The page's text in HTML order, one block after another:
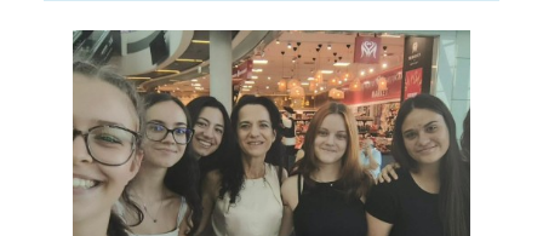
továbbképzésen. Gábor Gabriella oktató Faro
városában, Portugáliában bővíti…